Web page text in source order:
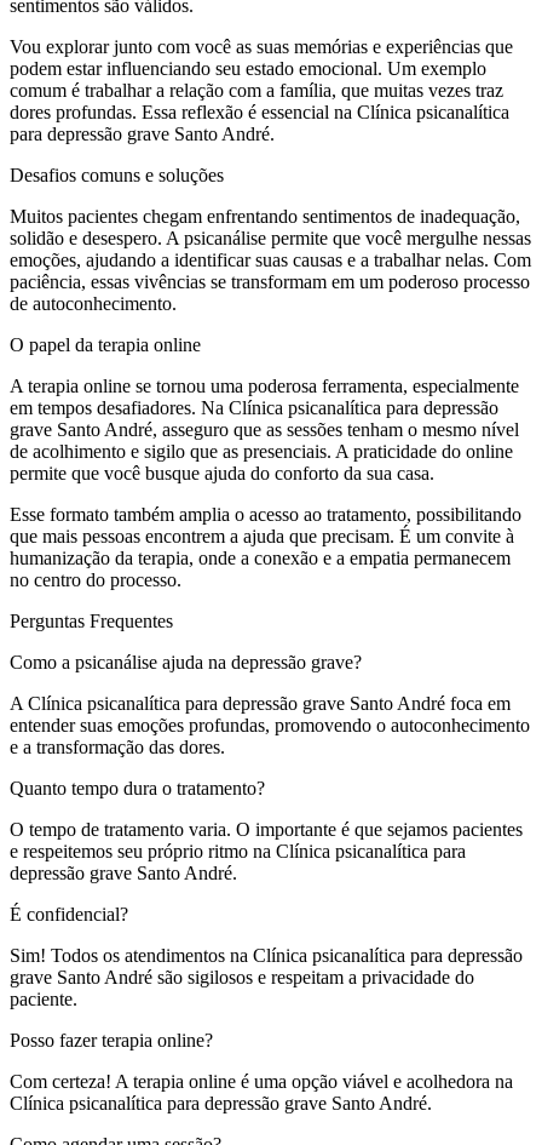
sentimentos são válidos.
Vou explorar junto com você as suas memórias e experiências que
podem estar influenciando seu estado emocional. Um exemplo
comum é trabalhar a relação com a família, que muitas vezes traz
dores profundas. Essa reflexão é essencial na Clínica psicanalítica
para depressão grave Santo André.
Desafios comuns e soluções
Muitos pacientes chegam enfrentando sentimentos de inadequação,
solidão e desespero. A psicanálise permite que você mergulhe nessas
emoções, ajudando a identificar suas causas e a trabalhar nelas. Com
paciência, essas vivências se transformam em um poderoso processo
de autoconhecimento.
O papel da terapia online
A terapia online se tornou uma poderosa ferramenta, especialmente
em tempos desafiadores. Na Clínica psicanalítica para depressão
grave Santo André, asseguro que as sessões tenham o mesmo nível
de acolhimento e sigilo que as presenciais. A praticidade do online
permite que você busque ajuda do conforto da sua casa.
Esse formato também amplia o acesso ao tratamento, possibilitando
que mais pessoas encontrem a ajuda que precisam. É um convite à
humanização da terapia, onde a conexão e a empatia permanecem
no centro do processo.
Perguntas Frequentes
Como a psicanálise ajuda na depressão grave?
A Clínica psicanalítica para depressão grave Santo André foca em
entender suas emoções profundas, promovendo o autoconhecimento
e a transformação das dores.
Quanto tempo dura o tratamento?
O tempo de tratamento varia. O importante é que sejamos pacientes
e respeitemos seu próprio ritmo na Clínica psicanalítica para
depressão grave Santo André.
É confidencial?
Sim! Todos os atendimentos na Clínica psicanalítica para depressão
grave Santo André são sigilosos e respeitam a privacidade do
paciente.
Posso fazer terapia online?
Com certeza! A terapia online é uma opção viável e acolhedora na
Clínica psicanalítica para depressão grave Santo André.